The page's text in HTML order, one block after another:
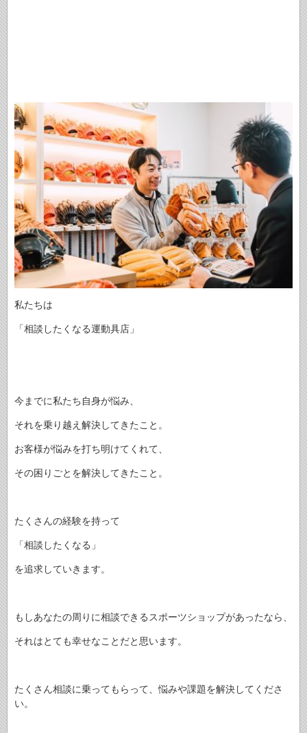
私たちは
「相談したくなる運動具店」
今までに私たち自身が悩み、
それを乗り越え解決してきたこと。
お客様が悩みを打ち明けてくれて、
その困りごとを解決してきたこと。
たくさんの経験を持って
「相談したくなる」
を追求していきます。
もしあなたの周りに相談できるスポーツショップがあったなら、
それはとても幸せなことだと思います。
たくさん相談に乗ってもらって、悩みや課題を解決してくださ
い。